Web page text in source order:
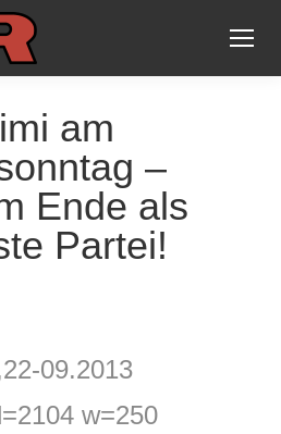
am
–
Ende als
Partei!
09.2013
w=250